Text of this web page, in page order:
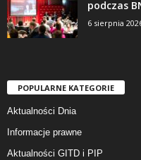
podczas
6 sierpnia
POPULARNE KATEGORIE
Aktualności Dnia
Informacje prawne
Aktualności GITD i PIP